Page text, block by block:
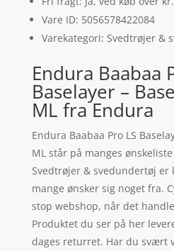
Vare ID: 5056578422084
Varekategori: Svedtrøjer &
Endura Baabaa
Baselayer –
ML fra Endura
Endura Baabaa Pro LS
ML står på manges
Svedtrøjer & svedundertøj er
mange ønsker sig noget fra.
stop webshop, når det
Produktet du ser på her
dages returret. Har du svært